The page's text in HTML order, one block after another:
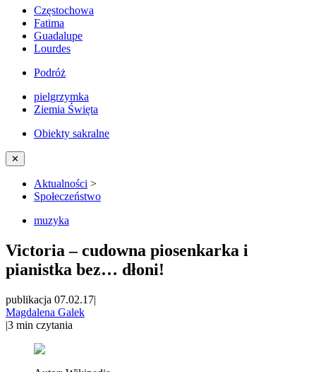
Częstochowa
Fatima
Guadalupe
Lourdes
Podróż
pielgrzymka
Ziemia Święta
Obiekty sakralne
✕
Aktualności >
Społeczeństwo
muzyka
Victoria – cudowna piosenkarka i
pianistka bez… dłoni!
publikacja 07.02.17|
Magdalena Galek
|3 min czytania